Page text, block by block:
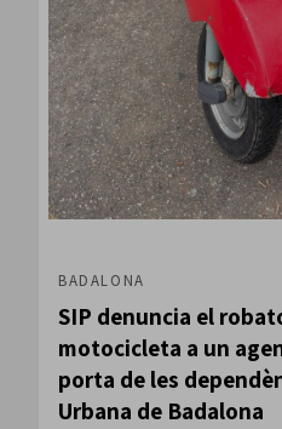
BADALONA
SIP denuncia el
motocicleta a un
porta de les
Urbana de Badalona